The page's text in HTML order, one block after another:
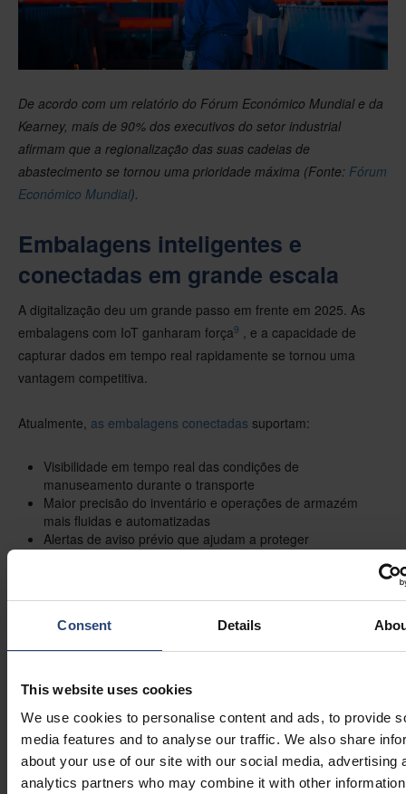
Consent Details
This website uses cookies
We use cookies to personalise content and ads, to provide
media features and to analyse our traffic. We also share
about your use of our site with our social media, advertising
analytics partners who may combine it with other
De acordo com um relatório do Fórum Económico Mundial e da
Kearney, mais de 90% dos executivos do setor industrial
afirmam que a regionalização das suas cadeias de
abastecimento se tornou uma prioridade máxima (Fonte: Fórum
Económico Mundial).
Embalagens inteligentes e
conectadas em grande escala
A digitalização deu um grande passo em frente em 2025. As
embalagens com IoT ganharam força9 , e a capacidade de
capturar dados em tempo real rapidamente se tornou uma
vantagem competitiva.
Atualmente, as embalagens conectadas suportam:
Visibilidade em tempo real das condições de
manuseamento durante o transporte
Maior precisão do inventário e operações de armazém
mais fluidas e automatizadas
Alertas de aviso prévio que ajudam a proteger
10
embalagens inteligentes tornaram-se parte integrante da gestão
moderna da cadeia de abastecimento.
O início de uma nova era?
As mudanças observadas em 2025 marcam uma clara
mudança. As cadeias de abastecimento estão a ser
reconstruídas com foco na resiliência, sustentabilidade e